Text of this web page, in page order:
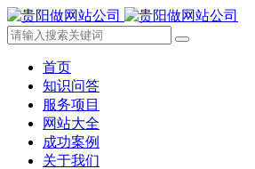
首页
知识问答
服务项目
网站大全
成功案例
关于我们